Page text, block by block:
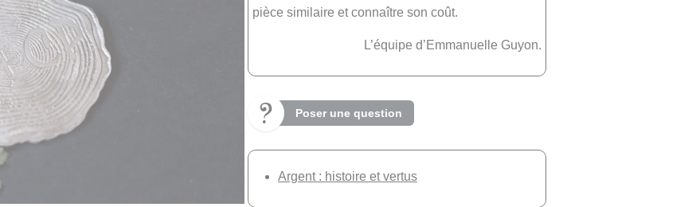
pièce similaire et connaître son coût.
L’équipe d’Emmanuelle Guyon.
Poser une question
Argent : histoire et vertus